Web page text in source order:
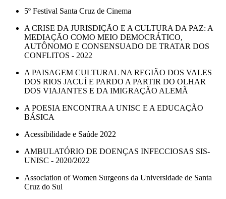
5º Festival Santa Cruz de Cinema
A CRISE DA JURISDIÇÃO E A CULTURA DA PAZ: A
MEDIAÇÃO COMO MEIO DEMOCRÁTICO,
AUTÔNOMO E CONSENSUADO DE TRATAR DOS
CONFLITOS - 2022
A PAISAGEM CULTURAL NA REGIÃO DOS VALES
DOS RIOS JACUÍ E PARDO A PARTIR DO OLHAR
DOS VIAJANTES E DA IMIGRAÇÃO ALEMÃ
A POESIA ENCONTRA A UNISC E A EDUCAÇÃO
BÁSICA
Acessibilidade e Saúde 2022
AMBULATÓRIO DE DOENÇAS INFECCIOSAS SIS-
UNISC - 2020/2022
Association of Women Surgeons da Universidade de Santa
Cruz do Sul